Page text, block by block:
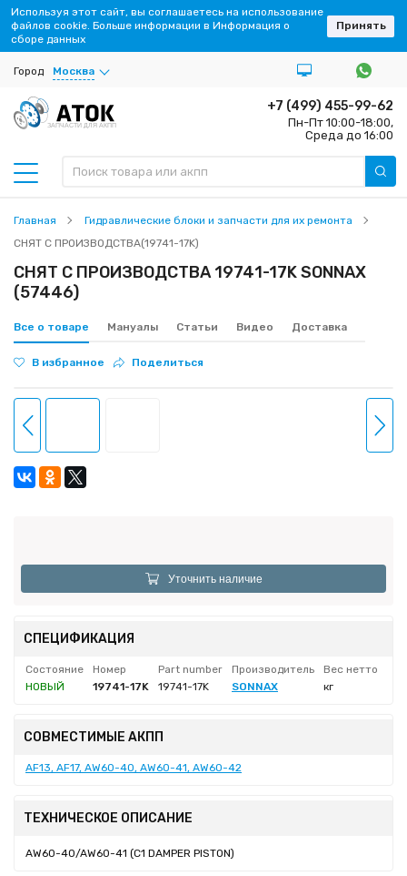
Город Москва
ЗАПЧАСТИ ДЛЯ АКПП
+7 (499) 455-99-62
Пн-Пт 10:00-18:00,
Среда до 16:00
Главная
Гидравлические блоки и запчасти для их ремонта
СНЯТ С ПРОИЗВОДСТВА(19741-17K)
СНЯТ С ПРОИЗВОДСТВА 19741-17K SONNAX
(57446)
Все о товаре Мануалы Статьи Видео Доставка
В избранное Поделиться
Уточнить наличие
СПЕЦИФИКАЦИЯ
Состояние Номер Part number Производитель
Вес нетто
НОВЫЙ
19741-17K 19741-17K SONNAX кг
СОВМЕСТИМЫЕ АКПП
AF13, AF17, AW60-40, AW60-41, AW60-42
ТЕХНИЧЕСКОЕ ОПИСАНИЕ
AW60-40/AW60-41 (C1 DAMPER PISTON)
Используя этот сайт, вы соглашаетесь на использование
файлов cookie. Больше информации в Информация о
сборе данных
Принять